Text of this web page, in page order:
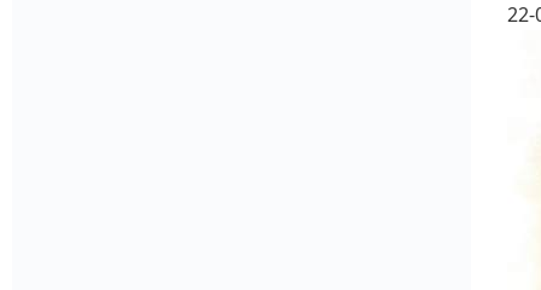
22-